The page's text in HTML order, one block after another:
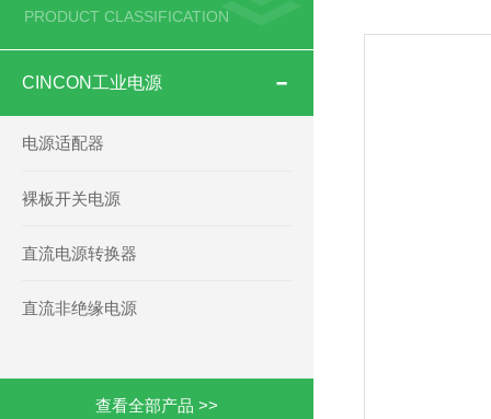
PRODUCT CLASSIFICATION
CINCON工业电源
电源适配器
裸板开关电源
直流电源转换器
直流非绝缘电源
查看全部产品 >>